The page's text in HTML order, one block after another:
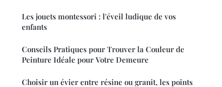
Les jouets montessori : l'éveil ludique de vos
enfants
Conseils Pratiques pour Trouver la Couleur de
Peinture Idéale pour Votre Demeure
Choisir un évier entre résine ou granit, les points